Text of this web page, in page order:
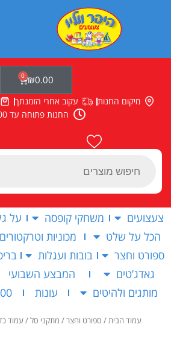
Products
₪0.00
0
עגלת
קניות
מיקום החנות עקוב אחרי הזמנתך
החנות פתוחה עד 20:00
צעצועים משחקי קופסה על
הכל על שלט
מכוניות וטרקטורים
ספורט וחצר
בובות ועגלות
גאדג’טים
המבצע השבועי
מותגים ולהיטים
עונות 100 ההצעות
עמוד הבית/ ספורט וחצר/ מתקני סל/ עמוד